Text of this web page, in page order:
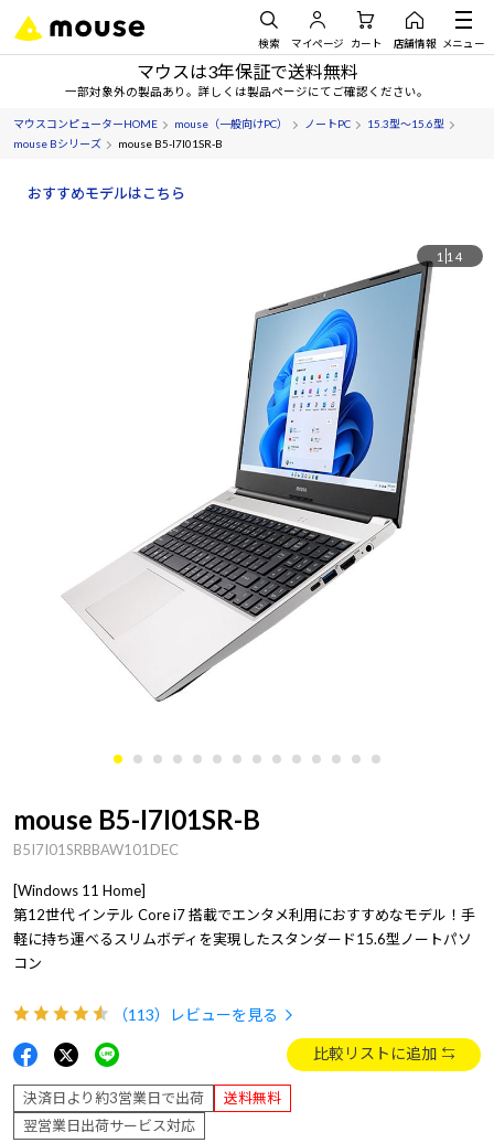
検索 マイページ カート 店舗情報 メニュー
マウスは3年保証で送料無料
一部対象外の製品あり。詳しくは製品ページにてご確認ください。
マウスコンピューターHOME mouse（一般向けPC） ノートPC
15.3型～15.6型
mouse Bシリーズ
mouse B5-I7I01SR-B
おすすめモデルはこちら
1 14
mouse B5-I7I01SR-B
B5I7I01SRBBAW101DEC
[Windows 11 Home]
第12世代 インテル Core i7 搭載でエンタメ利用におすすめなモデル！手
軽に持ち運べるスリムボディを実現したスタンダード15.6型ノートパソ
コン
（113） レビューを見る
比較リストに追加
決済日より約3営業日で出荷
送料無料
翌営業日出荷サービス対応